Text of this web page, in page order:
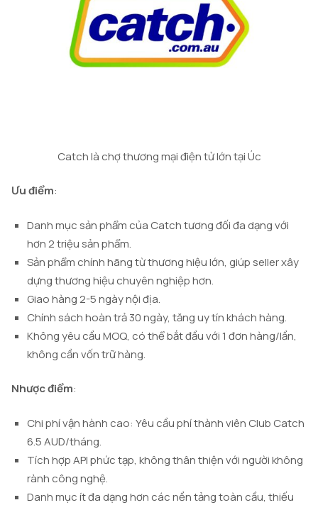
Catch là chợ thương mại điện tử lớn tại Úc
Ưu điểm:
Danh mục sản phẩm của Catch tương đối đa dạng với
hơn 2 triệu sản phẩm.
Sản phẩm chính hãng từ thương hiệu lớn, giúp seller xây
dựng thương hiệu chuyên nghiệp hơn.
Giao hàng 2-5 ngày nội địa.
Chính sách hoàn trả 30 ngày, tăng uy tín khách hàng.
Không yêu cầu MOQ, có thể bắt đầu với 1 đơn hàng/lần,
không cần vốn trữ hàng.
Nhược điểm:
Chi phí vận hành cao: Yêu cầu phí thành viên Club Catch
6.5 AUD/tháng.
Tích hợp API phức tạp, không thân thiện với người không
rành công nghệ.
Danh mục ít đa dạng hơn các nền tảng toàn cầu, thiếu